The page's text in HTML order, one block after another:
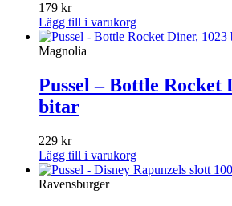
179 kr
Lägg till i varukorg
Magnolia
Pussel – Bottle Rocket
bitar
229 kr
Lägg till i varukorg
Ravensburger